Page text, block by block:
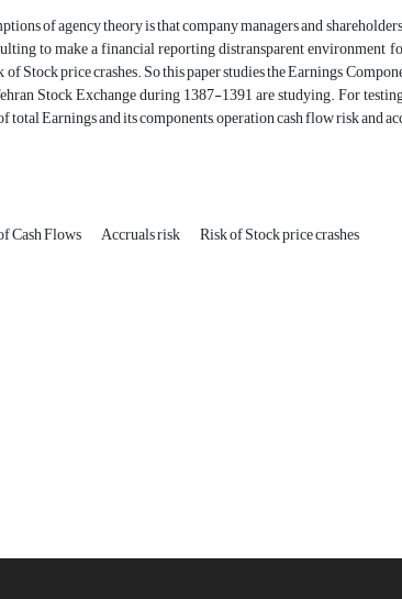
of agency theory is that company managers and
to make a financial reporting distransparent
of Stock price crashes. So this paper studies the Earnings
Stock Exchange during 1387-1391 are studying. For
total Earnings and its components, operation cash flow risk and
Cash Flows Accruals risk Risk of Stock price crashes